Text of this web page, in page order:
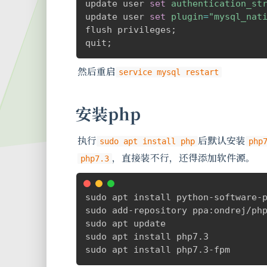
update user set
update user set plugin=
flush privileges ;
quit ;
然后重启 service mysql restart
安装php
执行 sudo apt install php 后默认安装
php7.3 ，直接装不行，还得添加软件源。
sudo apt install python-software-
sudo add-repository ppa:ondrej/
sudo apt update
sudo apt install php7.3
sudo apt install php7.3-fpm